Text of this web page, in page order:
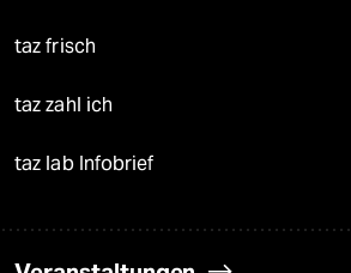
taz frisch
taz zahl ich
taz lab Infobrief